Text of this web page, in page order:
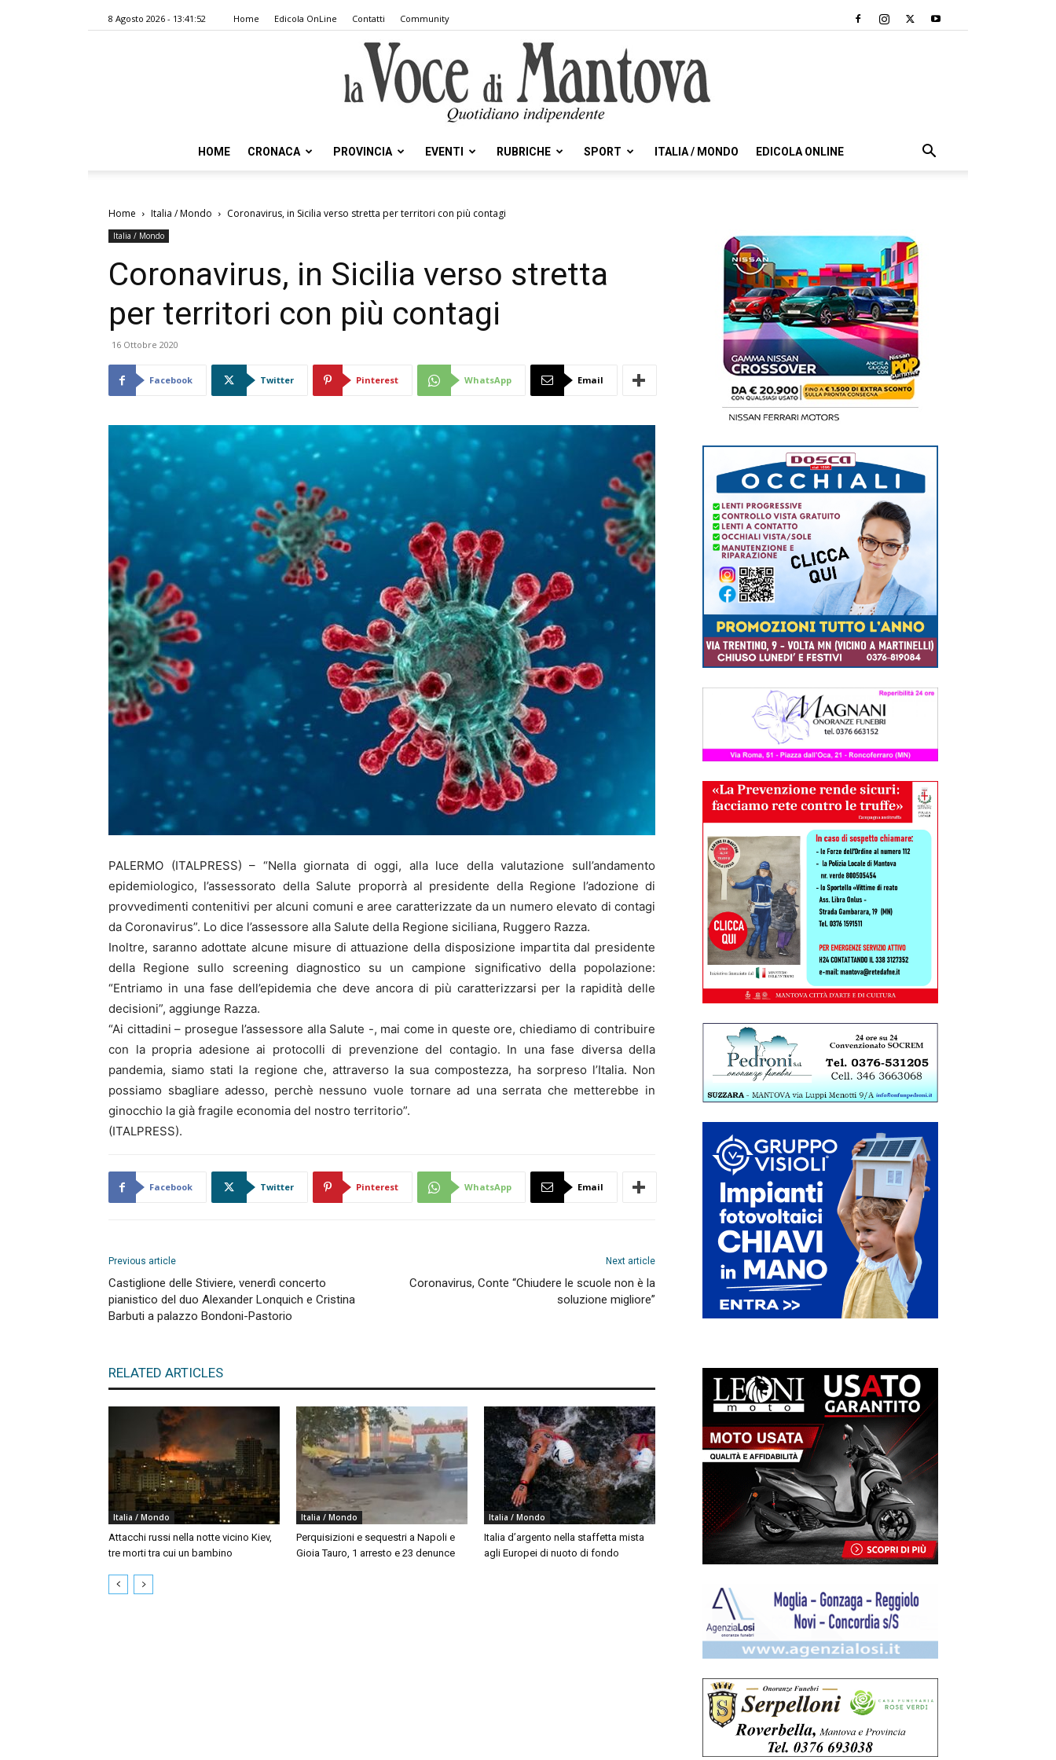
8 Agosto 2026 - 13:41:52 Home Edicola OnLine Contatti Community
Voce
HOME CRONACA PROVINCIA EVENTI RUBRICHE SPORT ITALIA / MONDO EDICOLA ONLINE
Home Italia / Mondo Coronavirus, in Sicilia verso stretta per territori con più contagi
Italia / Mondo
Coronavirus, in Sicilia verso stretta
per territori con più contagi
16 Ottobre 2020
Facebook Twitter Pinterest WhatsApp Email
PALERMO (ITALPRESS) – “Nella giornata di oggi, alla luce della valutazione sull’andamento
epidemiologico, l’assessorato della Salute proporrà al presidente della Regione l’adozione di
provvedimenti contenitivi per alcuni comuni e aree caratterizzate da un numero elevato di contagi
da Coronavirus”. Lo dice l’assessore alla Salute della Regione siciliana, Ruggero Razza.
Inoltre, saranno adottate alcune misure di attuazione della disposizione impartita dal presidente
della Regione sullo screening diagnostico su un campione significativo della popolazione:
“Entriamo in una fase dell’epidemia che deve ancora di più caratterizzarsi per la rapidità delle
decisioni”, aggiunge Razza.
“Ai cittadini – prosegue l’assessore alla Salute -, mai come in queste ore, chiediamo di contribuire
con la propria adesione ai protocolli di prevenzione del contagio. In una fase diversa della
pandemia, siamo stati la regione che, attraverso la sua compostezza, ha sorpreso l’Italia. Non
possiamo sbagliare adesso, perchè nessuno vuole tornare ad una serrata che metterebbe in
ginocchio la già fragile economia del nostro territorio”.
(ITALPRESS).
Facebook Twitter Pinterest WhatsApp Email
Previous article
Castiglione delle Stiviere, venerdì concerto
pianistico del duo Alexander Lonquich e Cristina
Barbuti a palazzo Bondoni-Pastorio
Next article
Coronavirus, Conte “Chiudere le scuole non è la
soluzione migliore”
RELATED ARTICLES
Italia / Mondo
Attacchi russi nella notte vicino Kiev,
tre morti tra cui un bambino
Italia / Mondo
Perquisizioni e sequestri a Napoli e
Gioia Tauro, 1 arresto e 23 denunce
Italia / Mondo
Italia d’argento nella staffetta mista
agli Europei di nuoto di fondo